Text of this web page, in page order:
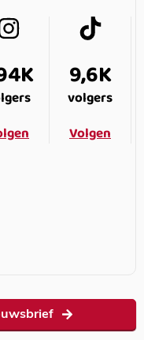
9,6K
volgers
Volgen